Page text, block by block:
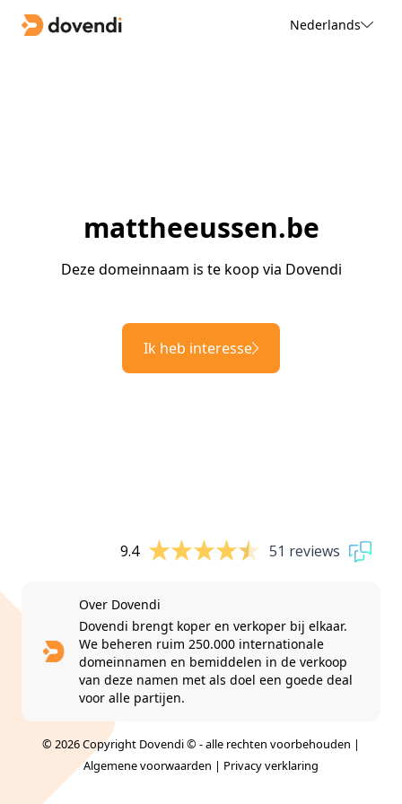
Nederlands
mattheeussen.be
Deze domeinnaam is te koop via Dovendi
Ik heb interesse
9.4 51 reviews
Over Dovendi
Dovendi brengt koper en verkoper bij elkaar.
We beheren ruim 250.000 internationale
domeinnamen en bemiddelen in de verkoop
van deze namen met als doel een goede deal
voor alle partijen.
© 2026 Copyright Dovendi © - alle rechten voorbehouden |
Algemene voorwaarden | Privacy verklaring